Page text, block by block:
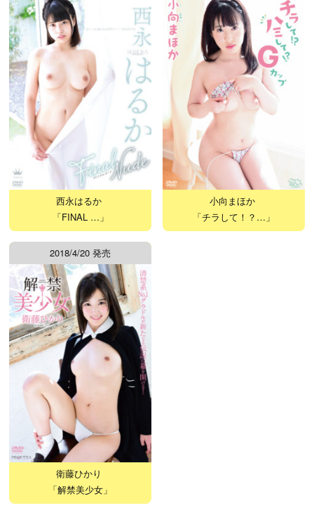
西永はるか
「FINAL …」
小向まほか
「チラして！？…」
2018/4/20 発売
衛藤ひかり
「解禁美少女」